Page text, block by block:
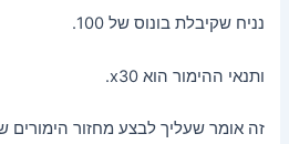
נניח שקיבלת בונוס של 100.
ותנאי ההימור הוא x30.